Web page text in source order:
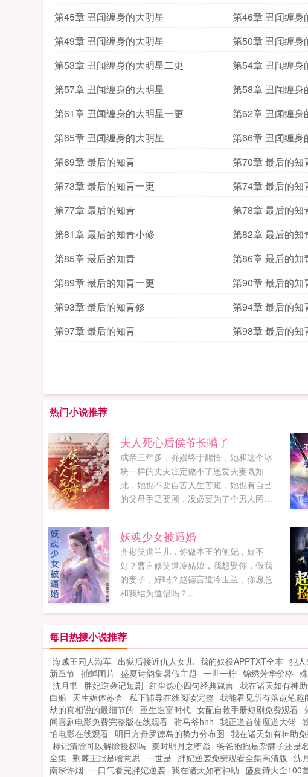
第45章 丑闻缠身的大明星
第46章 丑闻缠身
第49章 丑闻缠身的大明星
第50章 丑闻缠身
第53章 丑闻缠身的大明星二更
第54章 丑闻缠身
第57章 丑闻缠身的大明星
第58章 丑闻缠身
第61章 丑闻缠身的大明星一更
第62章 丑闻缠身
第65章 丑闻缠身的大明星
第66章 丑闻缠身
第69章 最后的知青
第70章 最后的知
第73章 最后的知青一更
第74章 最后的知
第77章 最后的知青
第78章 最后的知
第81章 最后的知青小修
第82章 最后的知
第85章 最后的知青
第86章 最后的知
第89章 最后的知青一更
第90章 最后的知
第93章 最后的知青修
第94章 最后的知
第97章 最后的知青
第98章 最后的知
热门小说推荐
夫人死心后侯爷长嘴了
成亲三年多，乔嫚终于醒悟，她和这个冰
块一样的丈夫注定做不了恩爱夫妻既如
此，她也不要自苦人生苦短，她也有自己
的父母手足要顾，没必要为了个男人罔顾
至，事事上心。可忽然有一天，妻子变
了，不对他撒娇了，不冲他甜甜地笑了，
也不给他做点心送吃食了。男人...
妖魂少女被逼婚
齐彬笑道兰儿，你做本王的侧妃，好不
好？曹言修笑道冷姑娘，我想娶你，做我
的妻子，好吗？赵德言道冷玉兰，你愿意
和我结为道侣吗？...
每日热搜小说推荐
海贼王同人海军 出狱后接近仇人女儿 我的奴役APPTXT全本 犯
新章节 捕蝉图片 盛夏诗韵集暑假主题 一世一柠 锦绣芳华价格
沈月书 胖妃逆袭记短剧 红尘炼心四句经典箴言 我在诸天如有神
白船 天生媚体苏杳 私下辅导在线阅读完整 我能看见所有落点笔趣
劫的真相说的最细节的 重生造富时代 女配自救手册短剧免费观看
间喜剧电影免费完整版在线观看 驸马爷hhh 我正道首徒魔道大佬
怕电影在线观看 明日方舟罗德岛的势力分布图 我在诸天如有神助
标记清除可以解除授权吗 秦时明月之堕焱 爸爸抱抱是杂牌子还是
全集 荆棘王冠是啥意思 一世是 胖妃逆袭免费观看全集高清版 沈
南琛许烟 一口气看完胖妃逆袭 我在诸天如有神助 盛夏诗大全100